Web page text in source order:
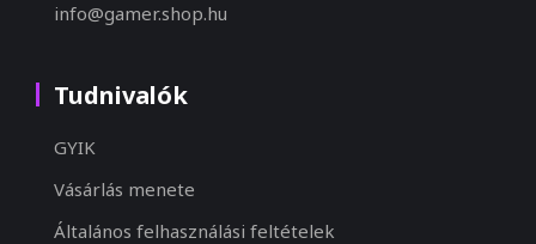
info@gamer.shop.hu
Tudnivalók
GYIK
Vásárlás menete
Általános felhasználási feltételek